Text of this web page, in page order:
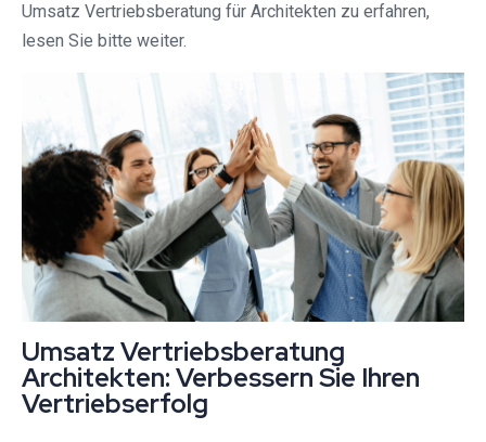
Umsatz Vertriebsberatung für Architekten zu erfahren,
lesen Sie bitte weiter.
Umsatz Vertriebsberatung
Architekten: Verbessern Sie Ihren
Vertriebserfolg